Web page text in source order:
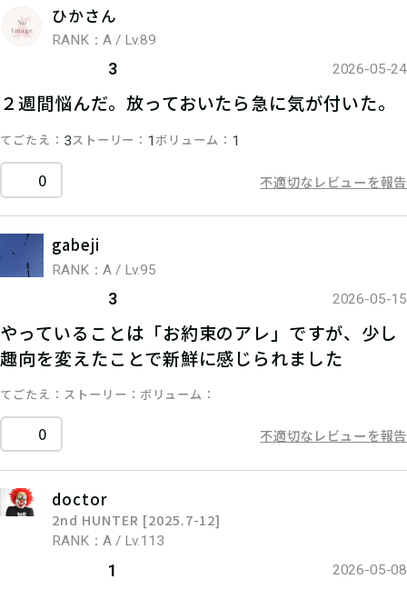
ひかさん
RANK：A / Lv.89
3 2026-05-24
２週間悩んだ。放っておいたら急に気が付いた。
てごたえ 3ストーリー 1 ボリューム 1
0 不適切なレビューを報告
gabeji
RANK：A / Lv.95
3 2026-05-15
やっていることは「お約束のアレ」ですが、少し
趣向を変えたことで新鮮に感じられました
てごたえ ストーリー ボリューム
0 不適切なレビューを報告
doctor
2nd HUNTER [2025.7-12]
RANK：A / Lv.113
1 2026-05-08